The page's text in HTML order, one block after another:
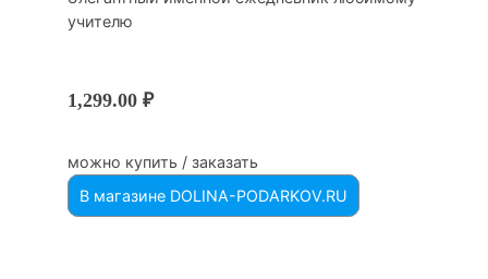
учителю
1,299.00₽
можно купить / заказать
В магазине DOLINA-PODARKOV.RU